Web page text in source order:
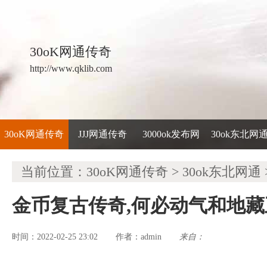
30oK网通传奇
http://www.qklib.com
30oK网通传奇 JJJ网通传奇 3000ok发布网 30ok东北网
当前位置： 30oK网通传奇 > 30ok东北网通
金币复古传奇,何必动气和地
时间：2022-02-25 23:02 作者： admin 来自：